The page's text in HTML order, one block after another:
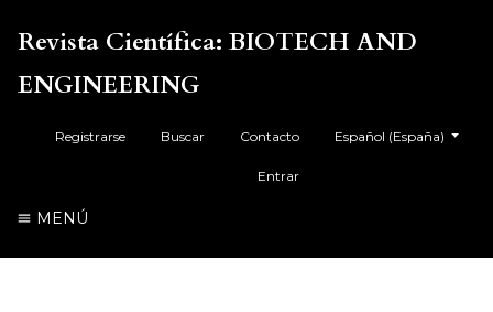
Revista Científica: BIOTECH AND
ENGINEERING
Registrarse Buscar Contacto
Entrar
Español (España)
MENÚ